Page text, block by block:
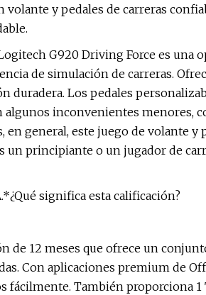
volante y pedales de carreras
G920 Driving Force es una
de simulación de carreras.
duradera. Los pedales
algunos inconvenientes menores,
general, este juego de volante y
un principiante o un jugador de
significa esta calificación?
de 12 meses que ofrece un
Con aplicaciones premium de
fácilmente. También proporciona